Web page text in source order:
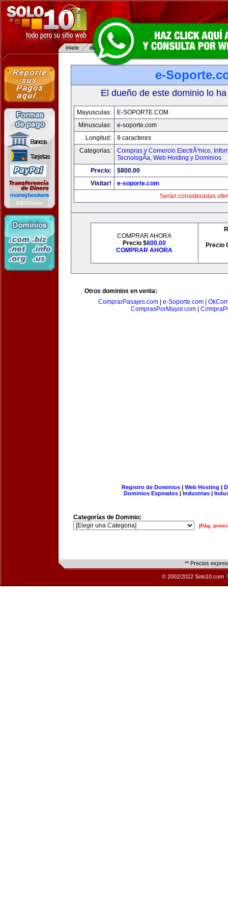
e-
El dueño de este dominio lo
Mayusculas:
E-SOPORTE.COM
Minusculas:
e-soporte.com
Longitud:
9 caracteres
Categorias:
Compras y Comercio ElectrÃ³nico,
TecnologÃ­a, Web Hosting y Dominios
Precio:
$800.00
Visitar!
e-soporte.com
Serán consideradas
COMPRAR AHORA
Precio $800.00
COMPRAR AHORA
Precio
Otros dominios en venta:
ComprarPasajes.com
e-Soporte.com
ComprasPorMayor.com|
Registro de Dominios| Web Hosting |
Dominios Expirados | Industrias |
Categorías de Dominio:
[Pág.
** Precios
© 2002/2022 Solo10.com